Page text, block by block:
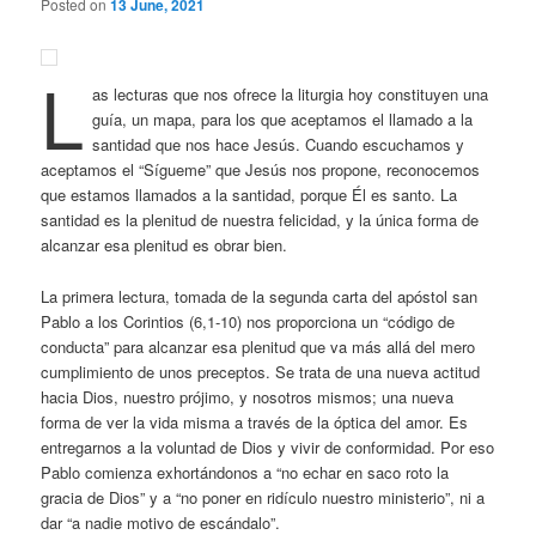
Posted on13 June, 2021
L as lecturas que nos ofrece la liturgia hoy constituyen una
guía, un mapa, para los que aceptamos el llamado a la
santidad que nos hace Jesús. Cuando escuchamos y
aceptamos el “Sígueme” que Jesús nos propone, reconocemos
que estamos llamados a la santidad, porque Él es santo. La
santidad es la plenitud de nuestra felicidad, y la única forma de
alcanzar esa plenitud es obrar bien.
La primera lectura, tomada de la segunda carta del apóstol san
Pablo a los Corintios (6,1-10) nos proporciona un “código de
conducta” para alcanzar esa plenitud que va más allá del mero
cumplimiento de unos preceptos. Se trata de una nueva actitud
hacia Dios, nuestro prójimo, y nosotros mismos; una nueva
forma de ver la vida misma a través de la óptica del amor. Es
entregarnos a la voluntad de Dios y vivir de conformidad. Por eso
Pablo comienza exhortándonos a “no echar en saco roto la
gracia de Dios” y a “no poner en ridículo nuestro ministerio”, ni a
dar “a nadie motivo de escándalo”.